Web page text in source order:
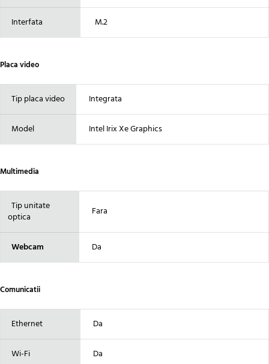
Interfata M.2
Placa video
Tip placa video Integrata
Model Intel Irix Xe Graphics
Multimedia
Tip unitate
optica
Fara
Webcam Da
Comunicatii
Ethernet Da
Wi-Fi Da